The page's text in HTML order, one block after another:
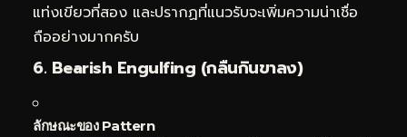
แท่งเขียวที่สอง และปรากฏที่แนวรับจะเพิ่มความน่าเชื่อ
ถืออย่างมากครับ
6. Bearish Engulfing (กลืนกินขาลง)
ลักษณะของ Pattern